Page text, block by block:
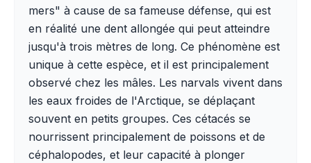
mers" à cause de sa fameuse défense, qui est
en réalité une dent allongée qui peut atteindre
jusqu'à trois mètres de long. Ce phénomène est
unique à cette espèce, et il est principalement
observé chez les mâles. Les narvals vivent dans
les eaux froides de l'Arctique, se déplaçant
souvent en petits groupes. Ces cétacés se
nourrissent principalement de poissons et de
céphalopodes, et leur capacité à plonger